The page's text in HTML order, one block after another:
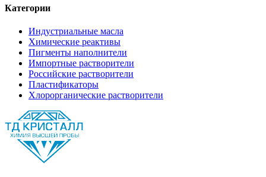
Категории
Индустриальные масла
Химические реактивы
Пигменты наполнители
Импортные растворители
Российские растворители
Пластификаторы
Хлорорганические растворители